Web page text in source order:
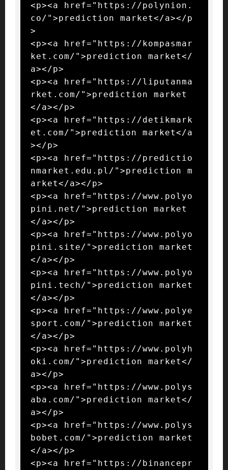
<p><a href="https://polynion.
co/">prediction market</a></p
>
<p><a href="https://kompasmar
ket.com/">prediction market</
a></p>
<p><a href="https://liputanma
rket.com/">prediction market
</a></p>
<p><a href="https://detikmark
et.com/">prediction market</a
></p>
<p><a href="https://predictio
nmarket.edu.pl/">prediction m
arket</a></p>
<p><a href="https://www.polyo
pini.net/">prediction market
</a></p>
<p><a href="https://www.polyo
pini.site/">prediction market
</a></p>
<p><a href="https://www.polyo
pini.tech/">prediction market
</a></p>
<p><a href="https://www.polye
sport.com/">prediction market
</a></p>
<p><a href="https://www.polyh
oki.com/">prediction market</
a></p>
<p><a href="https://www.polys
aba.com/">prediction market</
a></p>
<p><a href="https://www.polys
bobet.com/">prediction market
</a></p>
<p><a href="https://binancepr